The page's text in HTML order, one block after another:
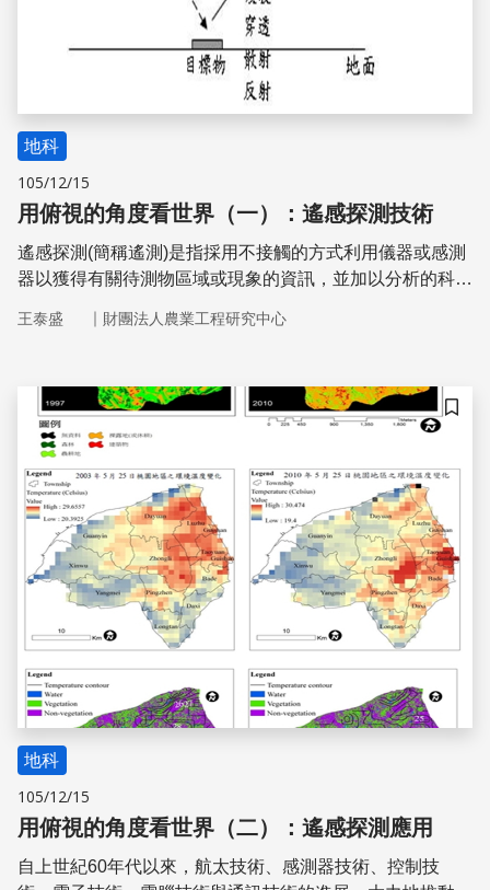
地科
105/12/15
用俯視的角度看世界（一）：遙感探測技術
遙感探測(簡稱遙測)是指採用不接觸的方式利用儀器或感測
器以獲得有關待測物區域或現象的資訊，並加以分析的科學
與分析目標性質的技術；狹義是指在高空和外層空間的各種
輸和處理，從而實現研究地物的形狀、大小、位置與性質及
其關係的一門現代化應用技術科學
王泰盛 ｜ 財團法人農業工程研究中心
儲存
地科
105/12/15
用俯視的角度看世界（二）：遙感探測應用
自上世紀60年代以來，航太技術、感測器技術、控制技